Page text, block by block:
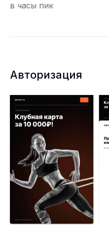
в часы пик
Авторизация